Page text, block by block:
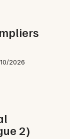
2026
2)